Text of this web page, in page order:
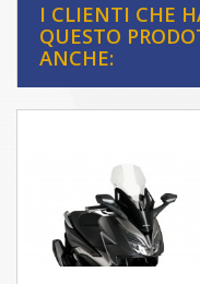
I CLIENTI CHE
QUESTO
ANCHE: